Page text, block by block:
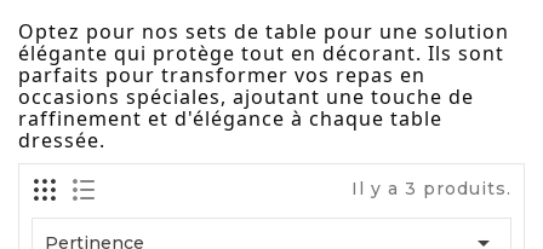
Optez pour nos sets de table pour une solution
élégante qui protège tout en décorant. Ils sont
parfaits pour transformer vos repas en
occasions spéciales, ajoutant une touche de
raffinement et d'élégance à chaque table
dressée.
Il y a 3 produits.
Pertinence 